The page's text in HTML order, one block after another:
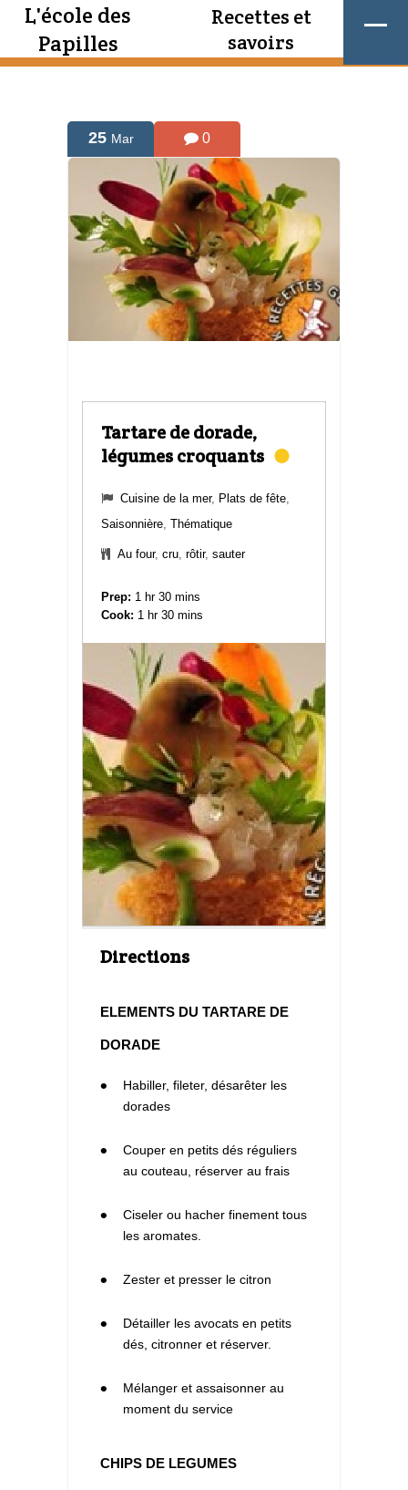
L'école des
Papilles
Recettes et
savoirs
25 Mar 0
Tartare de dorade,
légumes croquants
Cuisine de la mer, Plats de fête
Saisonnière Thématique
Au four, cru rôtir, sauter
Prep: 1 hr 30 mins
Cook: 1 hr 30 mins
Directions
ELEMENTS DU TARTARE DE
DORADE
Habiller, fileter, désarêter les
dorades
Couper en petits dés réguliers
au couteau, réserver au frais
Ciseler ou hacher finement tous
les aromates.
Zester et presser le citron
Détailler les avocats en petits
dés, citronner et réserver.
Mélanger et assaisonner au
moment du service
CHIPS DE LEGUMES